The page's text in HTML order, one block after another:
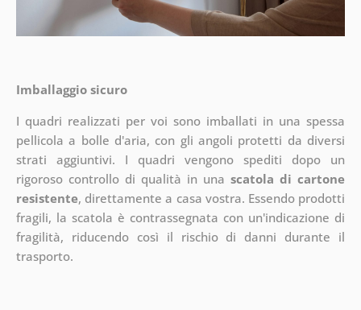
Imballaggio sicuro
I quadri realizzati per voi sono imballati in una spessa
pellicola a bolle d'aria, con gli angoli protetti da diversi
strati aggiuntivi. I quadri vengono spediti dopo un
rigoroso controllo di qualità in unascatola di cartone
resistente, direttamente a casa vostra. Essendo prodotti
fragili, la scatola è contrassegnata con un'indicazione di
fragilità, riducendo così il rischio di danni durante il
trasporto.